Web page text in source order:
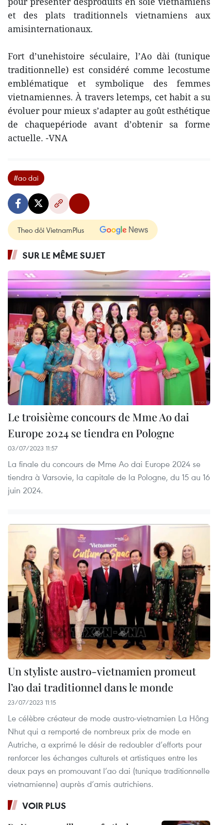
et des plats traditionnels vietnamiens aux
amisinternationaux.
Fort d’unehistoire séculaire, l’Ao dài (tunique
traditionnelle) est considéré comme lecostume
emblématique et symbolique des femmes
vietnamiennes. À travers letemps, cet habit a su
évoluer pour mieux s’adapter au goût esthétique
de chaquepériode avant d’obtenir sa forme
actuelle. -VNA
#ao dai
Theo dõi VietnamPlus
SUR LE MÊME SUJET
Le troisième concours de Mme Ao dai
Europe 2024 se tiendra en Pologne
03/07/2023 11:57
La finale du concours de Mme Ao dai Europe 2024 se
tiendra à Varsovie, la capitale de la Pologne, du 15 au 16
juin 2024.
Un styliste austro-vietnamien promeut
l’ao dai traditionnel dans le monde
23/07/2023 11:15
Le célèbre créateur de mode austro-vietnamien La Hông
Nhut qui a remporté de nombreux prix de mode en
Autriche, a exprimé le désir de redoubler d’efforts pour
renforcer les échanges culturels et artistiques entre les
deux pays en promouvant l’ao dai (tunique traditionnelle
vietnamienne) auprès d’amis autrichiens.
VOIR PLUS